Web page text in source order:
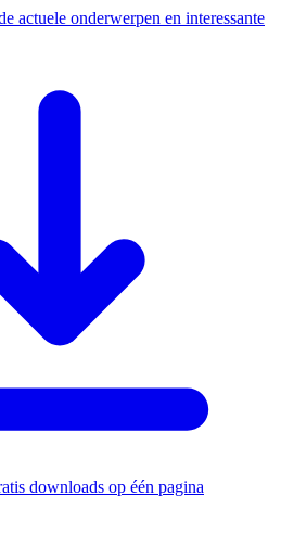
actuele onderwerpen en interessante
downloads op één pagina